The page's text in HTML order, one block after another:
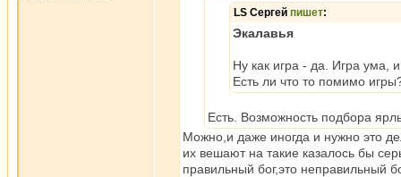
LS Сергей пишет:
Экалавья
Ну как игра - да. Игра ума,
Есть ли что то помимо
Есть. Возможность подбора
Можно,и даже иногда и нужно это
их вешают на такие казалось бы
правильный бог,это неправильный